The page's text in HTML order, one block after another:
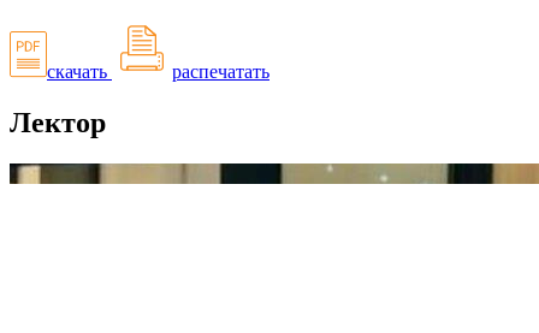
скачать распечатать
Лектор